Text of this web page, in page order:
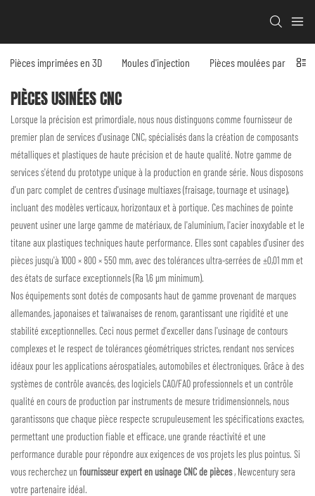
Pièces imprimées en 3D Moules d'injection Pièces moulées par
PIÈCES USINÉES CNC
Lorsque la précision est primordiale, nous nous distinguons comme fournisseur de
premier plan de services d'usinage CNC, spécialisés dans la création de composants
métalliques et plastiques de haute précision et de haute qualité. Notre gamme de
services s'étend du prototype unique à la production en grande série. Nous disposons
d'un parc complet de centres d'usinage multiaxes (fraisage, tournage et usinage),
incluant des modèles verticaux, horizontaux et à portique. Ces machines de pointe
peuvent usiner une large gamme de matériaux, de l'aluminium, l'acier inoxydable et le
titane aux plastiques techniques haute performance. Elles sont capables d'usiner des
pièces jusqu'à 1000 × 800 × 550 mm, avec des tolérances ultra-serrées de ±0,01 mm et
des états de surface exceptionnels (Ra 1,6 µm minimum).
Nos équipements sont dotés de composants haut de gamme provenant de marques
allemandes, japonaises et taïwanaises de renom, garantissant une rigidité et une
stabilité exceptionnelles. Ceci nous permet d'exceller dans l'usinage de contours
complexes et le respect de tolérances géométriques strictes, rendant nos services
idéaux pour les applications aérospatiales, automobiles et électroniques. Grâce à des
systèmes de contrôle avancés, des logiciels CAO/FAO professionnels et un contrôle
qualité en cours de production par instruments de mesure tridimensionnels, nous
garantissons que chaque pièce respecte scrupuleusement les spécifications exactes,
permettant une production fiable et efficace, une grande réactivité et une
performance durable pour répondre aux exigences de vos projets les plus pointus. Si
vous recherchez unfournisseur expert en usinage CNC de pièces, Newcentury sera
votre partenaire idéal.